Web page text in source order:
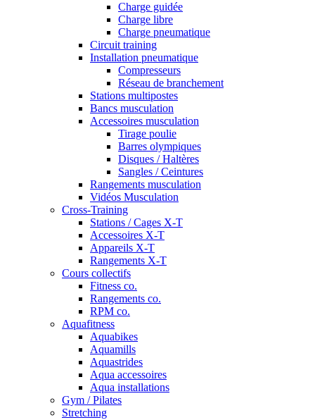
Charge guidée
Charge libre
Charge pneumatique
Circuit training
Installation pneumatique
Compresseurs
Réseau de branchement
Stations multipostes
Bancs musculation
Accessoires musculation
Tirage poulie
Barres olympiques
Disques / Haltères
Sangles / Ceintures
Rangements musculation
Vidéos Musculation
Cross-Training
Stations / Cages X-T
Accessoires X-T
Appareils X-T
Rangements X-T
Cours collectifs
Fitness co.
Rangements co.
RPM co.
Aquafitness
Aquabikes
Aquamills
Aquastrides
Aqua accessoires
Aqua installations
Gym / Pilates
Stretching